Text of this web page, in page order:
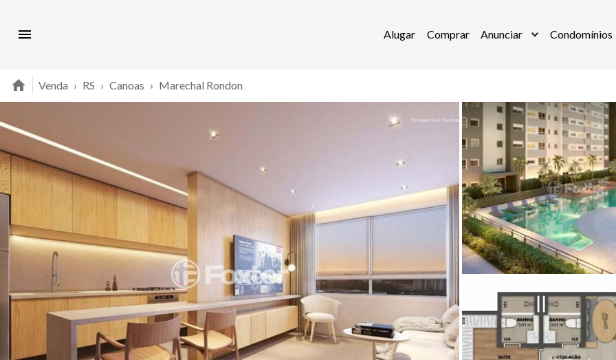
Alugar Comprar Anunciar Condomínios
Venda › RS › Canoas › Marechal Rondon